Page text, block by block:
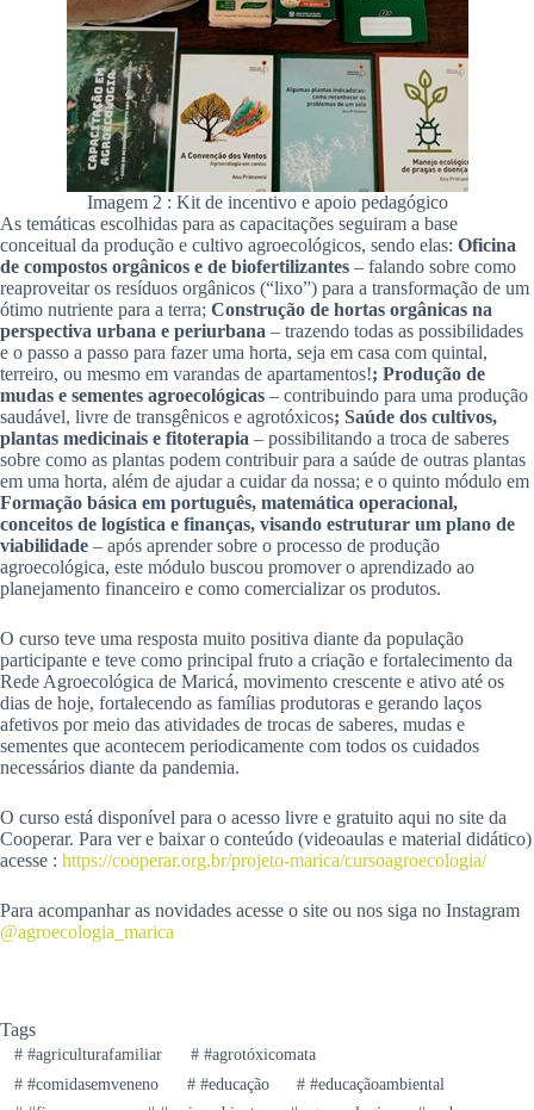
Imagem 2 : Kit de incentivo e apoio pedagógico
As temáticas escolhidas para as capacitações seguiram a base
conceitual da produção e cultivo agroecológicos, sendo elas: Oficina
de compostos orgânicos e de biofertilizantes – falando sobre como
reaproveitar os resíduos orgânicos (“lixo”) para a transformação de um
ótimo nutriente para a terra; Construção de hortas orgânicas na
perspectiva urbana e periurbana – trazendo todas as possibilidades
e o passo a passo para fazer uma horta, seja em casa com quintal,
terreiro, ou mesmo em varandas de apartamentos!; Produção de
mudas e sementes agroecológicas – contribuindo para uma produção
saudável, livre de transgênicos e agrotóxicos; Saúde dos cultivos,
plantas medicinais e fitoterapia – possibilitando a troca de saberes
sobre como as plantas podem contribuir para a saúde de outras plantas
em uma horta, além de ajudar a cuidar da nossa; e o quinto módulo em
Formação básica em português, matemática operacional,
conceitos de logística e finanças, visando estruturar um plano de
viabilidade – após aprender sobre o processo de produção
agroecológica, este módulo buscou promover o aprendizado ao
planejamento financeiro e como comercializar os produtos.
O curso teve uma resposta muito positiva diante da população
participante e teve como principal fruto a criação e fortalecimento da
Rede Agroecológica de Maricá, movimento crescente e ativo até os
dias de hoje, fortalecendo as famílias produtoras e gerando laços
afetivos por meio das atividades de trocas de saberes, mudas e
sementes que acontecem periodicamente com todos os cuidados
necessários diante da pandemia.
O curso está disponível para o acesso livre e gratuito aqui no site da
Cooperar. Para ver e baixar o conteúdo (videoaulas e material didático)
acesse : https://cooperar.org.br/projeto-marica/cursoagroecologia/
Para acompanhar as novidades acesse o site ou nos siga no Instagram
@agroecologia_marica
Tags
##agriculturafamiliar ##agrotóxicomata
##comidasemveneno ##educação # #educaçãoambiental